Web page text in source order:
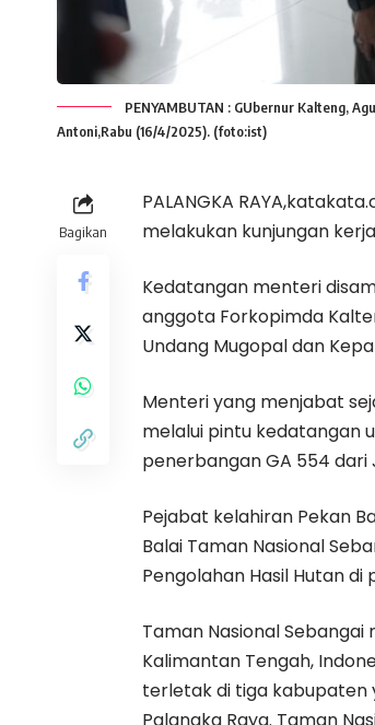
PENYAMBUTAN : GUbernur Kalteng,
Antoni,Rabu (16/4/2025). (foto:ist)
Bagikan
PALANGKA
melakukan kunjungan
Kedatangan menteri
anggota Forkopimda
Undang Mugopal dan
Menteri yang menjabat
melalui pintu kedatangan
penerbangan GA 554 dari
Pejabat kelahiran Pekan
Balai Taman Nasional
Pengolahan Hasil Hutan
Taman Nasional
Kalimantan Tengah,
terletak di tiga kabupaten